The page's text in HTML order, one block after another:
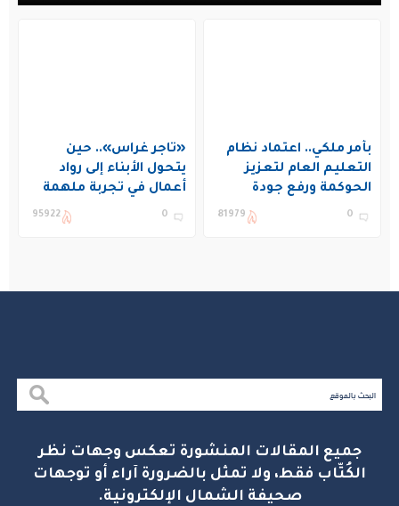
بأمر ملكي.. اعتماد نظام
التعليم العام لتعزيز
الحوكمة ورفع جودة
التعليم في المملكة
0
81979
«تاجر غراس».. حين
يتحول الأبناء إلى رواد
أعمال في تجربة ملهمة
بنادي غراس الصيفي
0
95922
جميع المقالات المنشورة تعكس وجهات نظر
الكُتّاب فقط، ولا تمثل بالضرورة آراء أو توجهات
صحيفة الشمال الإلكترونية.